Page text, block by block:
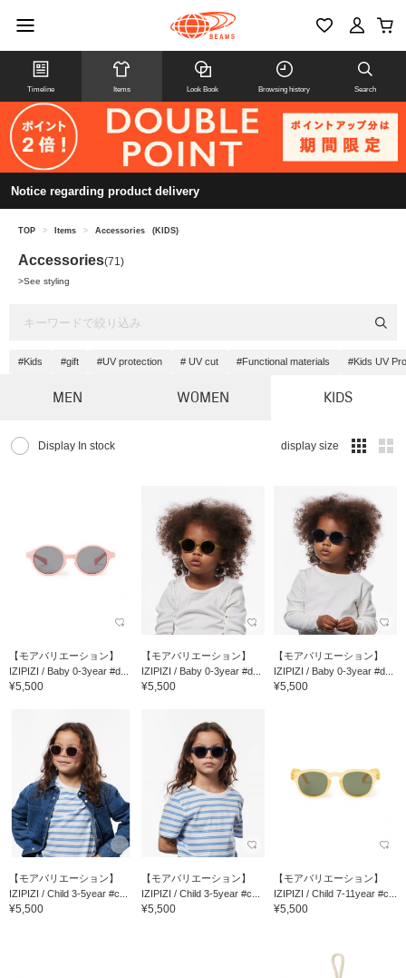
Timeline Items Look Book Browsing history Search
Notice regarding product delivery
TOP > Items > Accessories (KIDS)
Accessories(71)
>See styling
#Kids #gift #UV protection # UV cut #Functional materials #Kids UV
MEN WOMEN KIDS
Display In stock display size
【モアバリエーション】
IZIPIZI / Baby 0-3year #d...
¥5,500
【モアバリエーション】
IZIPIZI / Baby 0-3year #d...
¥5,500
【モアバリエーション】
IZIPIZI / Baby 0-3year #d...
¥5,500
【モアバリエーション】
IZIPIZI / Child 3-5year #c...
¥5,500
【モアバリエーション】
IZIPIZI / Child 3-5year #c...
¥5,500
【モアバリエーション】
IZIPIZI / Child 7-11year #c...
¥5,500